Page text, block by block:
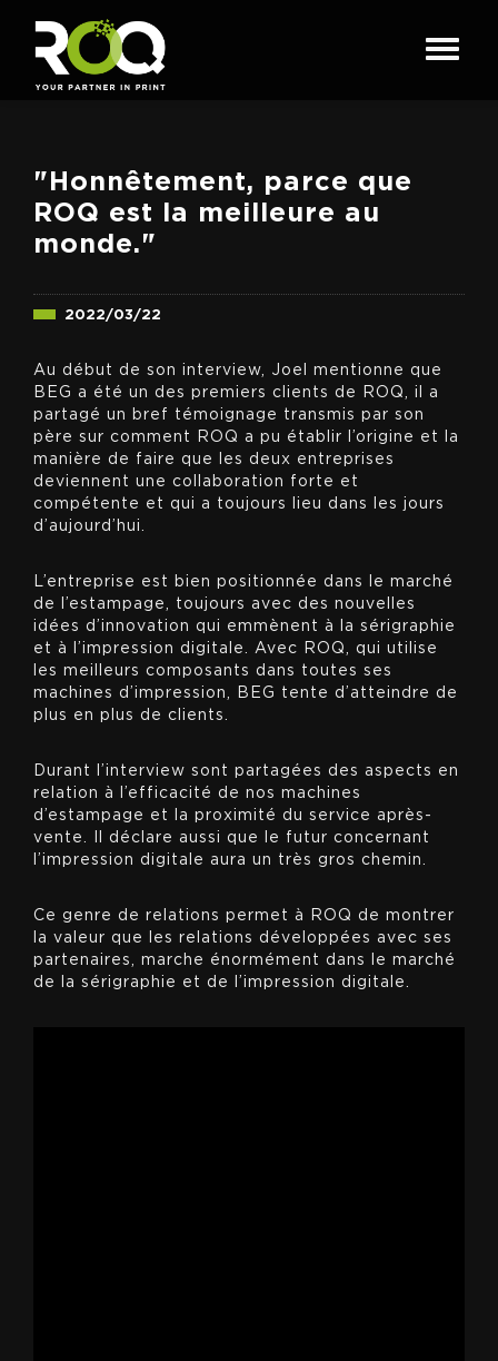
"Honnêtement, parce que
ROQ est la meilleure au
monde."
2022/03/22
Au début de son interview, Joel mentionne que
BEG a été un des premiers clients de ROQ, il a
partagé un bref témoignage transmis par son
père sur comment ROQ a pu établir l’origine et la
manière de faire que les deux entreprises
deviennent une collaboration forte et
compétente et qui a toujours lieu dans les jours
d’aujourd’hui.
L’entreprise est bien positionnée dans le marché
de l’estampage, toujours avec des nouvelles
idées d’innovation qui emmènent à la sérigraphie
et à l’impression digitale. Avec ROQ, qui utilise
les meilleurs composants dans toutes ses
machines d’impression, BEG tente d’atteindre de
plus en plus de clients.
Durant l’interview sont partagées des aspects en
relation à l’efficacité de nos machines
d’estampage et la proximité du service après-
vente. Il déclare aussi que le futur concernant
l’impression digitale aura un très gros chemin.
Ce genre de relations permet à ROQ de montrer
la valeur que les relations développées avec ses
partenaires, marche énormément dans le marché
de la sérigraphie et de l’impression digitale.